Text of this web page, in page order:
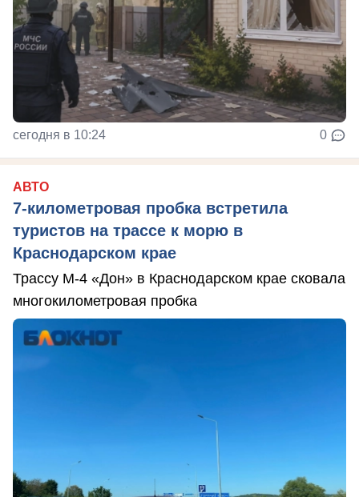
сегодня в 10:24 0
АВТО
7-километровая пробка встретила
туристов на трассе к морю в
Краснодарском крае
Трассу М-4 «Дон» в Краснодарском крае сковала
многокилометровая пробка